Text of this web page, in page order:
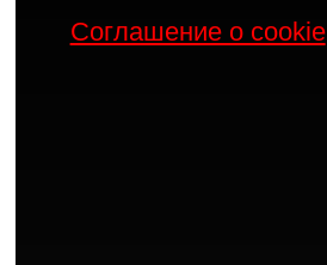
Соглашение о cookie